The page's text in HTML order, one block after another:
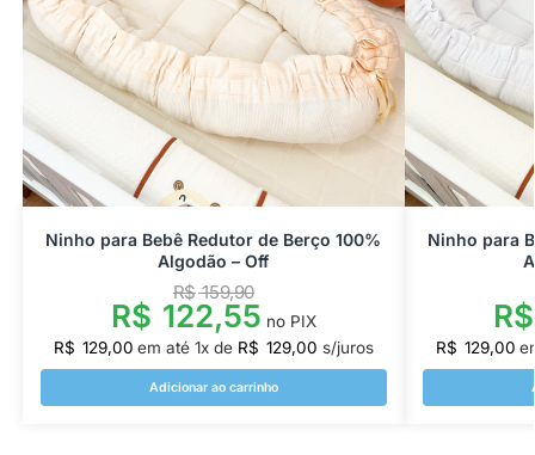
Ninho para Bebê Redutor de Berço 100%
Algodão – Off
R$159,90
R$ 122,55 no PIX
R$ 129,00 em até 1x de R$ 129,00 s/juros
Adicionar ao carrinho
Ninho para
R$
R$ 129,00